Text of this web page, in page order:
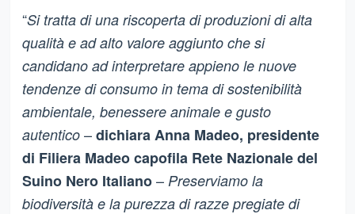
“Si tratta di una riscoperta di produzioni di alta
qualità e ad alto valore aggiunto che si
candidano ad interpretare appieno le nuove
tendenze di consumo in tema di sostenibilità
ambientale, benessere animale e gusto
autentico–dichiara Anna Madeo, presidente
di Filiera Madeo capofila Rete Nazionale del
Suino Nero Italiano– Preserviamo la
biodiversità e la purezza di razze pregiate di